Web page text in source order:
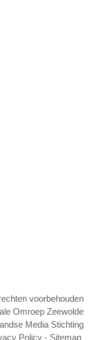
rechten voorbehouden
Omroep Zeewolde
Media Stichting
Policy - Sitemap